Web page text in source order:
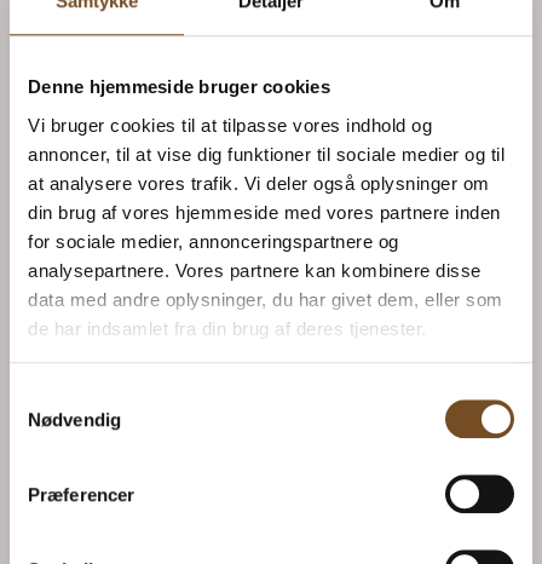
Denne hjemmeside bruger cookies
Vi bruger cookies til at tilpasse vores indhold og
annoncer, til at vise dig funktioner til sociale medier og til
at analysere vores trafik. Vi deler også oplysninger om
din brug af vores hjemmeside med vores partnere inden
for sociale medier, annonceringspartnere og
analysepartnere. Vores partnere kan kombinere disse
data med andre oplysninger, du har givet dem, eller som
de har indsamlet fra din brug af deres tjenester.
Nødvendig
Præferencer
309.00kr.
flere størrelser
HARIO Vægt med